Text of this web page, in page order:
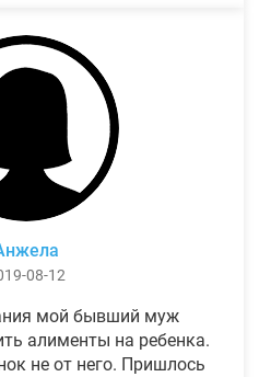
08-12
мой бывший муж
алименты на ребенка.
не от него. Пришлось